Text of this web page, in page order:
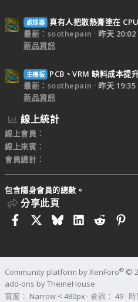
處理器 真有人把散熱膏塗在
最新：soothepain
昨天 20:02
新品資訊
主機板
PCB、VRM 缺料成本提
最新：soothepain
昨天 19:35
新品資訊
線上統計
線上會員
線上來賓
會員總計
包含隱身會員的總數。
分享此頁
FacebookBlueskyLinkedIn
Reddit
Community platform by XenForo® ©
add-ons by ThemeHouse
寬度
查詢 49 時